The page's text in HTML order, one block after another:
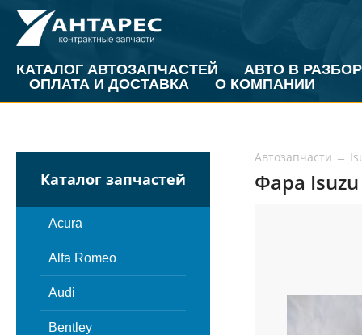
КАТАЛОГ АВТОЗАПЧАСТЕЙ
АВТО В РАЗБОР
ОПЛАТА И ДОСТАВКА
О КОМПАНИИ
Каталог запчастей
Acura
Alfa Romeo
Audi
Bentley
Автозапчасти ←
Фара Isuzu